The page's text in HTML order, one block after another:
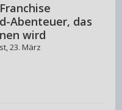
Abenteuer, das
wird
,23. März